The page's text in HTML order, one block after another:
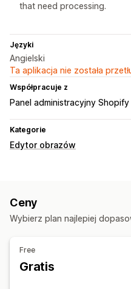
that need processing.
Języki
Angielski
Ta aplikacja nie została
Współpracuje z
Panel administracyjny Shopify
Kategorie
Edytor obrazów
Ceny
Wybierz plan najlepiej
Free
Gratis